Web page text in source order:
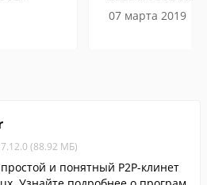
2020
бесплатно на
07 марта 2019
(88.92 МБ)
и понятный P2P-клинет